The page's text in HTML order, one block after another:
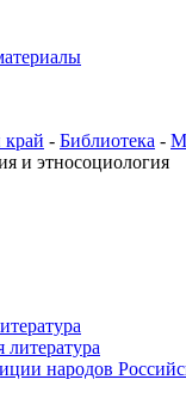
край - Библиотека -
и этносоциология
литература
народов